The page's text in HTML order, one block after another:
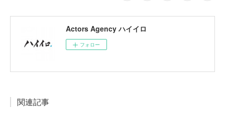
Actors Agency ハイイロ
フォロー
関連記事